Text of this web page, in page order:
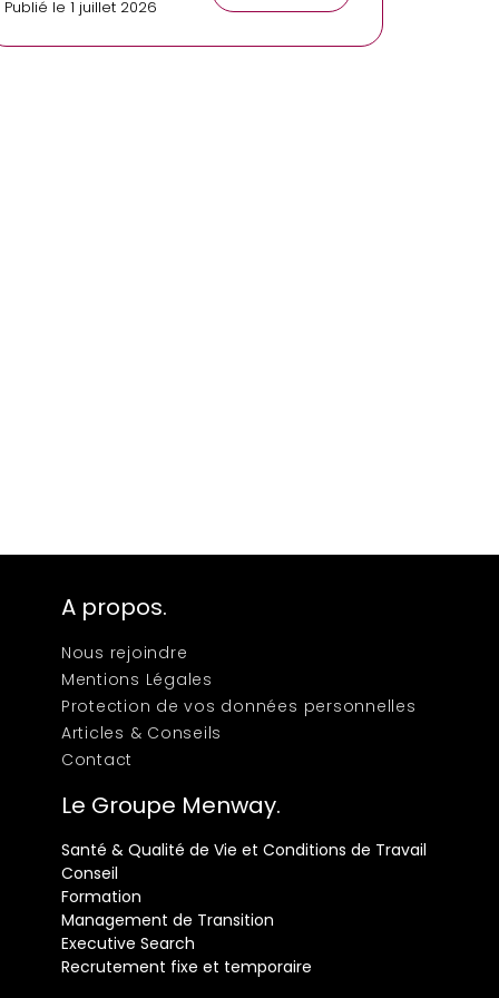
Publié le 1 juillet 2026
A propos.
Nous rejoindre
Mentions Légales
Protection de vos données personnelles
Articles & Conseils
Contact
Le Groupe Menway.
Santé & Qualité de Vie et Conditions de Travail
Conseil
Formation
Management de Transition
Executive Search
Recrutement fixe et temporaire